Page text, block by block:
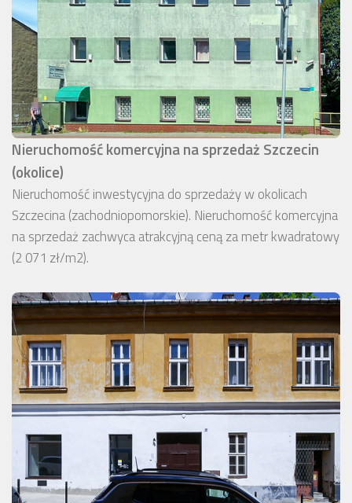
Nieruchomość komercyjna na sprzedaż Szczecin
(okolice)
Nieruchomość inwestycyjna do sprzedaży w okolicach
Szczecina (zachodniopomorskie). Nieruchomość komercyjna
na sprzedaż zachwyca atrakcyjną ceną za metr kwadratowy
(2 071 zł/m2).